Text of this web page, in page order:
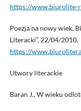
https://www.biurolite-
Poezja na nowy wiek,
Literacki”, 22/04/2010,
https://
Utwory literackie
Baran J., W wieku